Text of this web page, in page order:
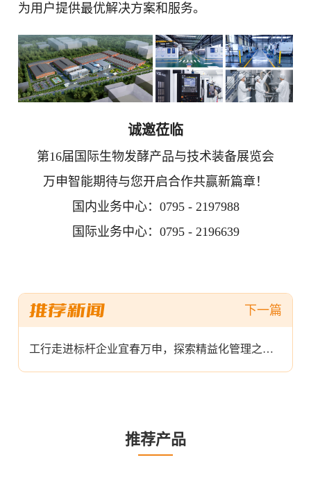
为用户提供最优解决方案和服务。
诚邀莅临
第16届国际生物发酵产品与技术装备展览会
万申智能期待与您开启合作共赢新篇章！
国内业务中心：0795 - 2197988
国际业务中心：0795 - 2196639
工行走进标杆企业宜春万申，探索精益化管理之道！
推荐产品